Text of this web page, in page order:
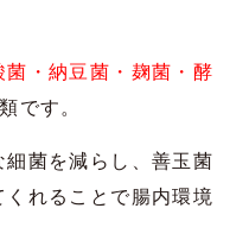
菌・納豆菌・麹菌・酵
です。
菌を減らし、善玉菌
れることで腸内環境